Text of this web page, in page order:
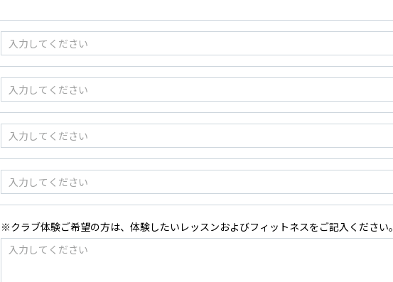
※クラブ体験ご希望の方は、体験したいレッスンおよびフィットネスをご記入ください。